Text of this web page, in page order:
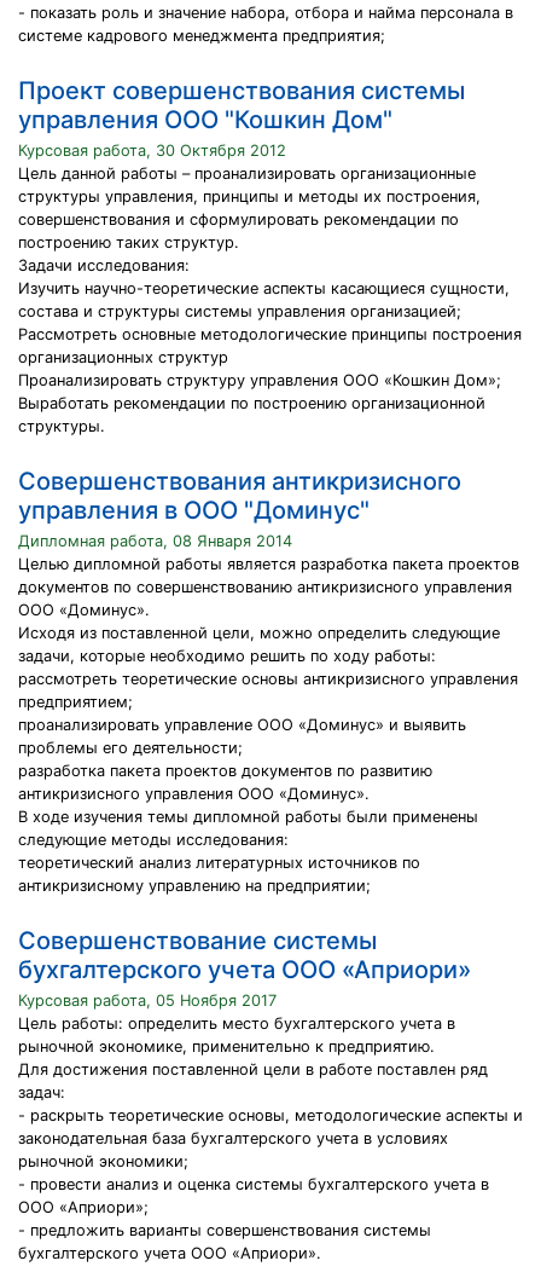
- показать роль и значение набора, отбора и найма персонала в
системе кадрового менеджмента предприятия;
Проект совершенствования системы
управления ООО "Кошкин Дом"
Курсовая работа, 30 Октября 2012
Цель данной работы – проанализировать организационные
структуры управления, принципы и методы их построения,
совершенствования и сформулировать рекомендации по
построению таких структур.
Задачи исследования:
Изучить научно-теоретические аспекты касающиеся сущности,
состава и структуры системы управления организацией;
Рассмотреть основные методологические принципы построения
организационных структур
Проанализировать структуру управления ООО «Кошкин Дом»;
Выработать рекомендации по построению организационной
структуры.
Совершенствования антикризисного
управления в ООО "Доминус"
Дипломная работа, 08 Января 2014
Целью дипломной работы является разработка пакета проектов
документов по совершенствованию антикризисного управления
ООО «Доминус».
Исходя из поставленной цели, можно определить следующие
задачи, которые необходимо решить по ходу работы:
рассмотреть теоретические основы антикризисного управления
предприятием;
проанализировать управление ООО «Доминус» и выявить
проблемы его деятельности;
разработка пакета проектов документов по развитию
антикризисного управления ООО «Доминус».
В ходе изучения темы дипломной работы были применены
следующие методы исследования:
теоретический анализ литературных источников по
антикризисному управлению на предприятии;
Совершенствование системы
бухгалтерского учета ООО «Априори»
Курсовая работа, 05 Ноября 2017
Цель работы: определить место бухгалтерского учета в
рыночной экономике, применительно к предприятию.
Для достижения поставленной цели в работе поставлен ряд
задач:
- раскрыть теоретические основы, методологические аспекты и
законодательная база бухгалтерского учета в условиях
рыночной экономики;
- провести анализ и оценка системы бухгалтерского учета в
ООО «Априори»;
- предложить варианты совершенствования системы
бухгалтерского учета ООО «Априори».